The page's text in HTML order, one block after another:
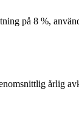
på 8 %,
årlig